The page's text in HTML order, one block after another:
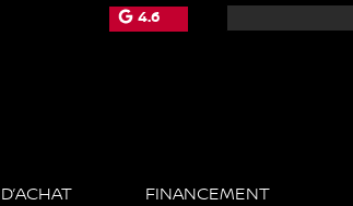
4.6
FINANCEMENT